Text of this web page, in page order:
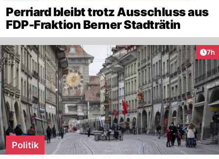
Perriard bleibt trotz Ausschluss aus
FDP-Fraktion Berner Stadträtin
7h
Politik